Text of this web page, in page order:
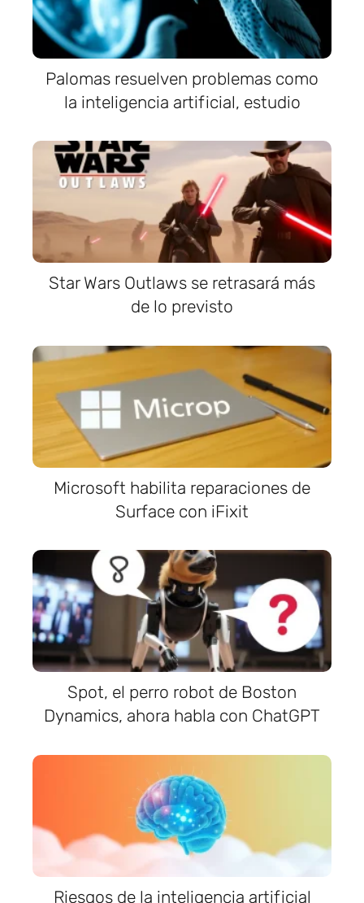
Palomas resuelven problemas como
la inteligencia artificial, estudio
Star Wars Outlaws se retrasará más
de lo previsto
Microsoft habilita reparaciones de
Surface con iFixit
Spot, el perro robot de Boston
Dynamics, ahora habla con ChatGPT
Riesgos de la inteligencia artificial